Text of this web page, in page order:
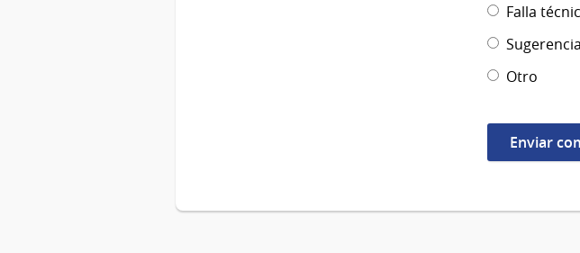
Falla
Otro